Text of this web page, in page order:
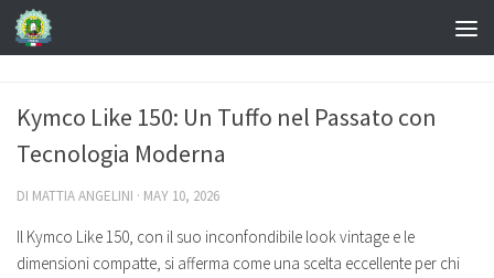
Kymco Like 150: Un Tuffo nel Passato con
Tecnologia Moderna
DI MATTIA ANGELINI · MAY 10, 2026
Il Kymco Like 150, con il suo inconfondibile look vintage e le
dimensioni compatte, si afferma come una scelta eccellente per chi